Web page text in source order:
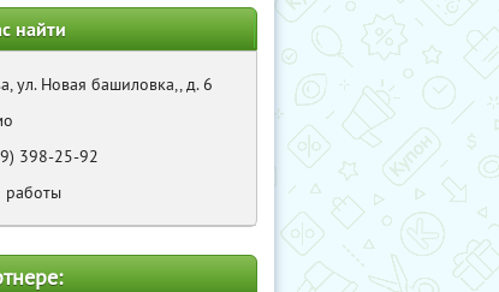
найти
ул. Новая башиловка,, д. 6
398-25-92
работы